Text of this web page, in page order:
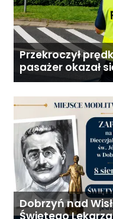
Przekroczył
pasażer okazał
poszukiwaną
Dobrzyń nad
Świętego